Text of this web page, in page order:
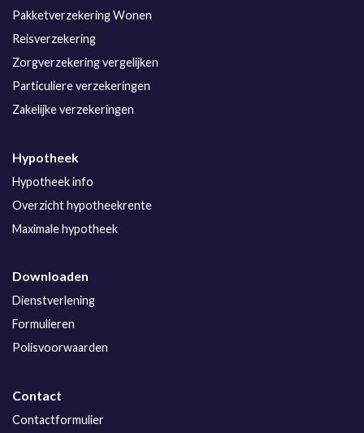
Pakketverzekering Wonen
Reisverzekering
Zorgverzekering vergelijken
Particuliere verzekeringen
Zakelijke verzekeringen
Hypotheek
Hypotheek info
Overzicht hypotheekrente
Maximale hypotheek
Downloaden
Dienstverlening
Formulieren
Polisvoorwaarden
Contact
Contactformulier